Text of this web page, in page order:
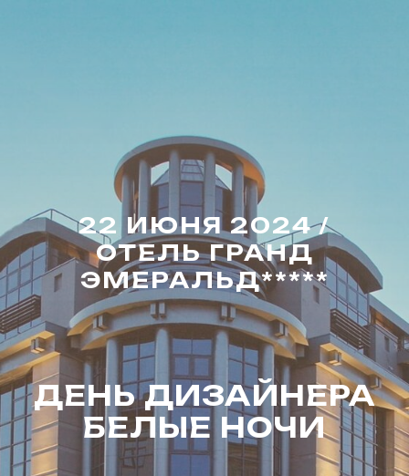
22 ИЮНЯ 2024 /
ОТЕЛЬ ГРАНД
ЭМЕРАЛЬД*****
ДЕНЬ ДИЗАЙНЕРА
БЕЛЫЕ НОЧИ